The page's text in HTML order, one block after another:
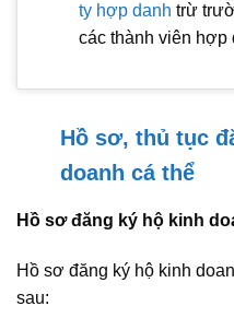
ty hợp danh trừ
các thành viên hợp
Hồ sơ, thủ tục
doanh cá thể
Hồ sơ đăng ký hộ kinh
Hồ sơ đăng ký hộ kinh
sau: